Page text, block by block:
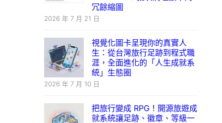
冗餘縮圖
2026 年 7 月 21 日
視覺化圖卡呈現你的真實人
生：從台灣旅行足跡到程式職
涯，全面進化的「人生成就系
統」生態圈
2026 年 7 月 10 日
把旅行變成 RPG！開源旅遊成
就系統讓足跡、徽章、等級一